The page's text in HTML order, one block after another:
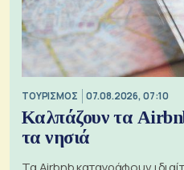
ΤΟΥΡΙΣΜΟΣ 07.08.2026, 07:10
Καλπάζουν τα
τα νησιά